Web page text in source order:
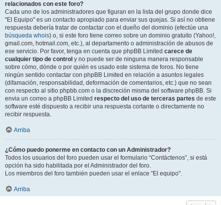
relacionados con este foro?
Cada uno de los administradores que figuran en la lista del grupo donde dice
"El Equipo" es un contacto apropiado para enviar sus quejas. Si así no obtiene
respuesta debería tratar de contactar con el dueño del dominio (efectúe una
búsqueda whois) o, si este foro tiene correo sobre un dominio gratuito (Yahoo!,
gmail.com, hotmail.com, etc.), al departamento o administración de abusos de
ese servicio. Por favor, tenga en cuenta que phpBB Limited carece de
cualquier tipo de control y no puede ser de ninguna manera responsable
sobre cómo, dónde o por quién es usado este sistema de foros. No tiene
ningún sentido contactar con phpBB Limited en relación a asuntos legales
(difamación, responsabilidad, deformación de comentarios, etc.) que no sean
con respecto al sitio phpbb.com o la discreción misma del software phpBB. Si
envia un correo a phpBB Limited respecto del uso de terceras partes de este
software esté dispuesto a recibir una respuesta cortante o directamente no
recibir respuesta.
Arriba
¿Cómo puedo ponerme en contacto con un Administrador?
Todos los usuarios del foro pueden usar el formulario “Contáctenos”, si está
opción ha sido habilitada por el Administrador del foro.
Los miembros del foro también pueden usar el enlace "El equipo".
Arriba